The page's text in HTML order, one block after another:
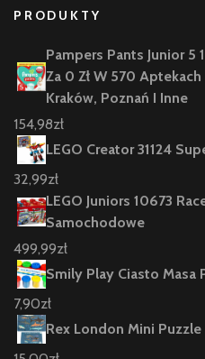
PRODUKTY
Pampers Pants Junior 5
Za 0 Zł W 570 Aptekach
Kraków, Poznań I Inne
154,98zł
LEGO Creator 31124
32,99zł
LEGO Juniors 10673
Samochodowe
499,99zł
Smily Play Ciasto Masa
7,90zł
Rex London Mini